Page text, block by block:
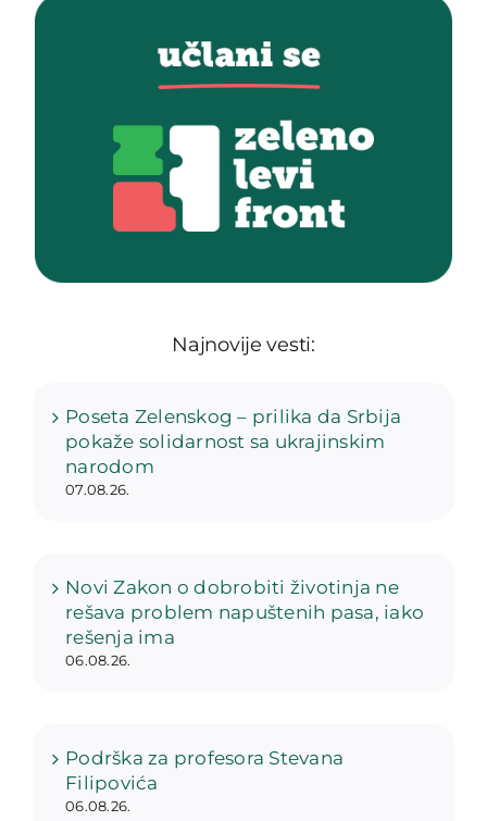
Najnovije vesti:
Poseta Zelenskog – prilika da Srbija
pokaže solidarnost sa ukrajinskim
narodom
07.08.26.
Novi Zakon o dobrobiti životinja ne
rešava problem napuštenih pasa, iako
rešenja ima
06.08.26.
Podrška za profesora Stevana
Filipovića
06.08.26.